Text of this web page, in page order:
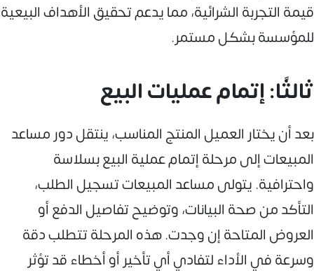
قيمة التجربة الشرائية، مما يدعم تحقيق الأهداف البيعية
للمؤسسة بشكل مستمر.
ثالثًا: إتمام عمليات البيع
بعد أن يختار العميل المنتج المناسب، ينتقل دور مساعد
المبيعات إلى مرحلة إتمام عملية البيع بسلاسة
واحترافية. يتولى مساعد المبيعات تسجيل الطلب،
التأكد من صحة البيانات، وتوضيح تفاصيل الدفع أو
العروض المتاحة إن وجدت. هذه المرحلة تتطلب دقة
وسرعة في الأداء لتفادي أي تأخير أو أخطاء قد تؤثر